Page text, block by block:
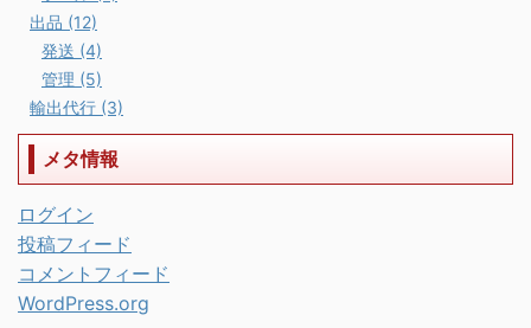
出品 (12)
発送 (4)
管理 (5)
輸出代行 (3)
メタ情報
ログイン
投稿フィード
コメントフィード
WordPress.org